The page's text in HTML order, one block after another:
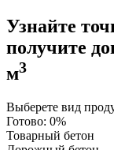
Узнайте
получите
м3
Выберете вид
Готово: 0%
Товарный бетон